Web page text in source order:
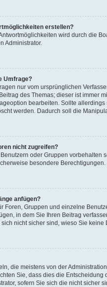
erstellen?
wird durch die
Administrator.
Umfrage?
nur vom ursprünglichen
des Themas; dieser ist immer
bearbeiten. Sollte
werden. Dadurch soll die
nicht zugreifen?
oder Gruppen
besondere
anfügen?
Foren, Gruppen und einzelne
in dem Sie Ihren Beitrag
nicht sicher sind, wieso Sie
die meistens von der
Sie, dass dies die
sofern Sie sich die nicht sicher